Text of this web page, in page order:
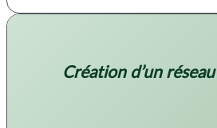
Création d’un